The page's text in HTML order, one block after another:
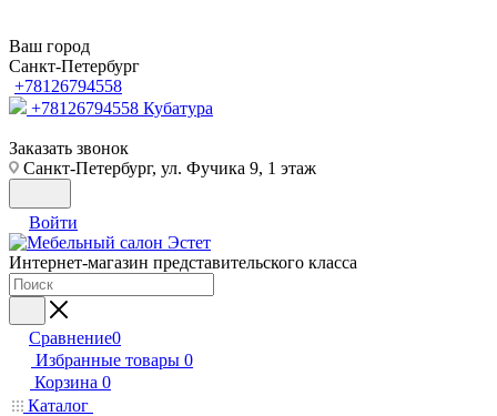
Ваш город
Санкт-Петербург
+78126794558
+78126794558 Кубатура
Заказать звонок
Санкт-Петербург, ул. Фучика 9, 1 этаж
Войти
Интернет-магазин представительского класса
Сравнение0
Избранные товары 0
Корзина 0
Каталог